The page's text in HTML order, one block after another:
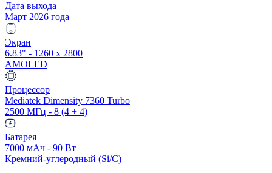
Дата выхода
Март 2026 года
Экран
6.83" - 1260 x 2800
AMOLED
Процессор
Mediatek Dimensity 7360 Turbo
2500 МГц - 8 (4 + 4)
Батарея
7000 мАч - 90 Вт
Кремний-углеродный (Si/C)